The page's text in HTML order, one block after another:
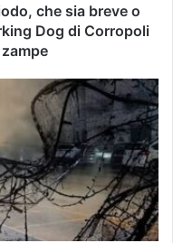
che sia breve o
Dog di Corropoli